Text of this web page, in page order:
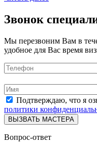
Звонок
Мы перезвоним Вам в
удобное для Вас время
Подтверждаю, что я
политики
ВЫЗВАТЬ МАСТЕРА
Вопрос-ответ